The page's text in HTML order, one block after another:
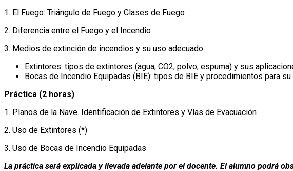
1. El Fuego: Triángulo de Fuego y Clases de Fuego
2. Diferencia entre el Fuego y el Incendio
3. Medios de extinción de incendios y su uso adecuado
Extintores: tipos de extintores (agua, CO2, polvo, espuma) y sus
Bocas de Incendio Equipadas (BIE): tipos de BIE y procedimientos para su
Práctica (2 horas)
1. Planos de la Nave. Identificación de Extintores y Vías de Evacuación
2. Uso de Extintores (*)
3. Uso de Bocas de Incendio Equipadas
La práctica será explicada y llevada adelante por el docente. El alumno podrá